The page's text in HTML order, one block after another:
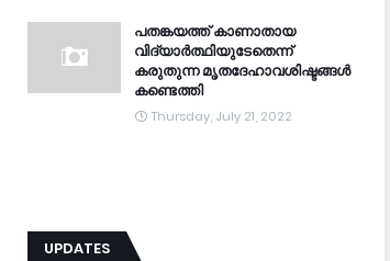
പതങ്കയത്ത് കാണാതായ
വിദ്യാർത്ഥിയുടേതെന്ന്
കരുതുന്ന മൃതദേഹാവശിഷ്ടങ്ങൾ
കണ്ടെത്തി
Thursday, July 21, 2022
UPDATES